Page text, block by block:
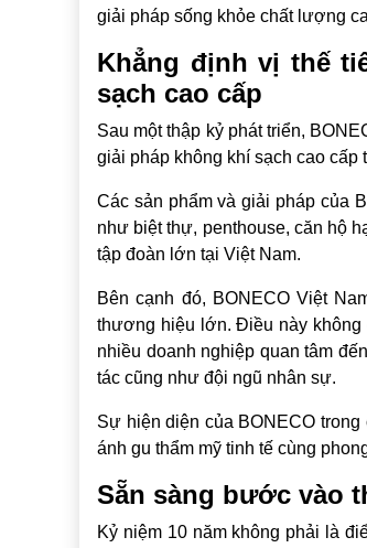
giải pháp sống khỏe chất lượng
Khẳng định vị thế
sạch cao cấp
Sau một thập kỷ phát triển,
giải pháp không khí sạch cao cấp
Các sản phẩm và giải pháp của
như biệt thự, penthouse, căn hộ
tập đoàn lớn tại Việt Nam.
Bên cạnh đó, BONECO Việt
thương hiệu lớn. Điều này không
nhiều doanh nghiệp quan tâm
tác cũng như đội ngũ nhân sự.
Sự hiện diện của BONECO
ánh gu thẩm mỹ tinh tế cùng
Sẵn sàng bước vào
Kỷ niệm 10 năm không phải là